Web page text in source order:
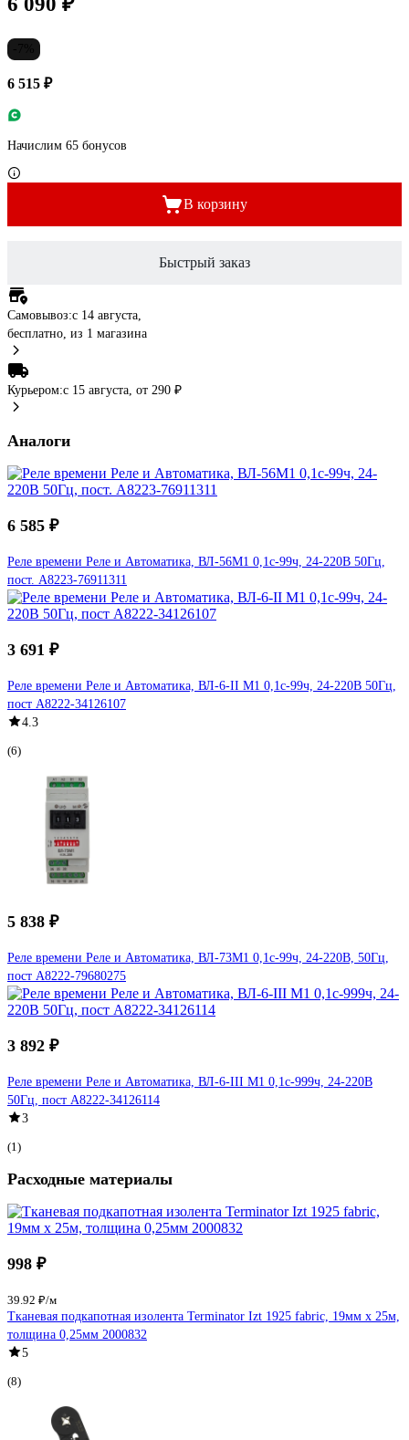
6 515 ₽
Начислим 65 бонусов
В корзину
Быстрый заказ
Самовывоз:c 14 августа,
бесплатно, из 1 магазина
Курьером:c 15 августа, от 290 ₽
Аналоги
6 585 ₽
Реле времени Реле и Автоматика, ВЛ-56М1 0,1с-99ч, 24-220В 50Гц,
пост. A8223-76911311
3 691 ₽
Реле времени Реле и Автоматика, ВЛ-6-II M1 0,1с-99ч, 24-220В 50Гц,
пост A8222-34126107
4.3
(6)
5 838 ₽
Реле времени Реле и Автоматика, ВЛ-73M1 0,1с-99ч, 24-220В, 50Гц,
пост A8222-79680275
3 892 ₽
Реле времени Реле и Автоматика, ВЛ-6-III M1 0,1с-999ч, 24-220В
50Гц, пост A8222-34126114
3
(1)
Расходные материалы
998 ₽
39.92 ₽/м
Тканевая подкапотная изолента Terminator Izt 1925 fabric, 19мм х 25м,
толщина 0,25мм 2000832
5
(8)